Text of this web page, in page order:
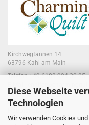
Diese Webseite
Technologien
Wir verwenden Cookies
Kirchwegtannen 14
63796 Kahl am Main
Telefon +49 6188 994 30 85
Laden:
63796 Kahl am Main